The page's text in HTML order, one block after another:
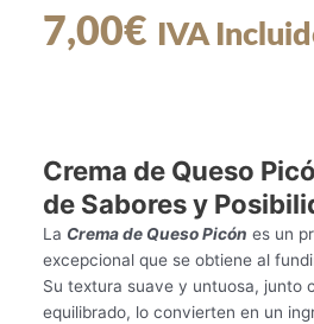
7,00€ IVA
Crema de Queso
de Sabores y
La Crema de Queso Picón es un
excepcional que se obtiene al
Su textura suave y untuosa, junto
equilibrado, lo convierten en un